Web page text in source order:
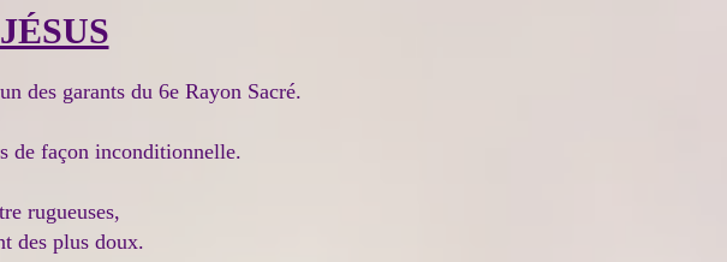
des garants du 6e Rayon Sacré.
de façon inconditionnelle.
rugueuses,
des plus doux.